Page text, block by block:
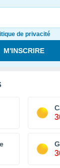
de privacité